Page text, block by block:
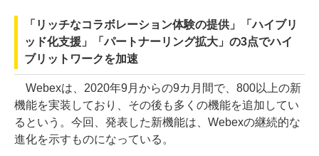
「リッチなコラボレーション体験の提供」「ハイブリ
ッド化支援」「パートナーリング拡大」の3点でハイ
ブリットワークを加速
Webexは、2020年9月からの9カ月間で、800以上の新
機能を実装しており、その後も多くの機能を追加してい
るという。今回、発表した新機能は、Webexの継続的な
進化を示すものになっている。